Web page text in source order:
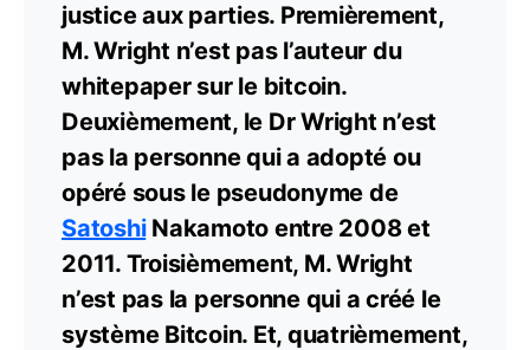
justice aux parties. Premièrement,
M. Wright n’est pas l’auteur du
whitepaper sur le bitcoin.
Deuxièmement, le Dr Wright n’est
pas la personne qui a adopté ou
opéré sous le pseudonyme de
SatoshiNakamoto entre 2008 et
2011. Troisièmement, M. Wright
n’est pas la personne qui a créé le
système Bitcoin. Et, quatrièmement,